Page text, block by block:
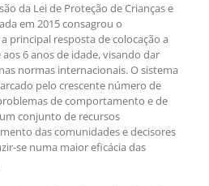
da Lei de Proteção de Crianças e
em 2015 consagrou o
principal resposta de colocação a
6 anos de idade, visando dar
normas internacionais. O sistema
pelo crescente número de
de comportamento e de
conjunto de recursos
das comunidades e decisores
se numa maior eficácia das